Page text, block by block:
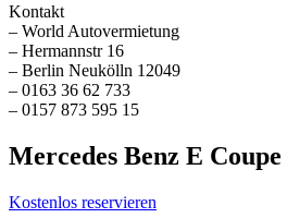
Kontakt
– World Autovermietung
– Hermannstr 16
– Berlin Neukölln 12049
– 0163 36 62 733
– 0157 873 595 15
Mercedes Benz E Coupe
Kostenlos reservieren